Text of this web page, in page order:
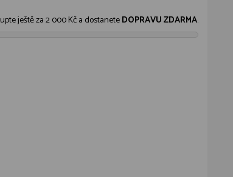
ještě za2 000 Kča dostaneteDOPRAVU ZDARMA.